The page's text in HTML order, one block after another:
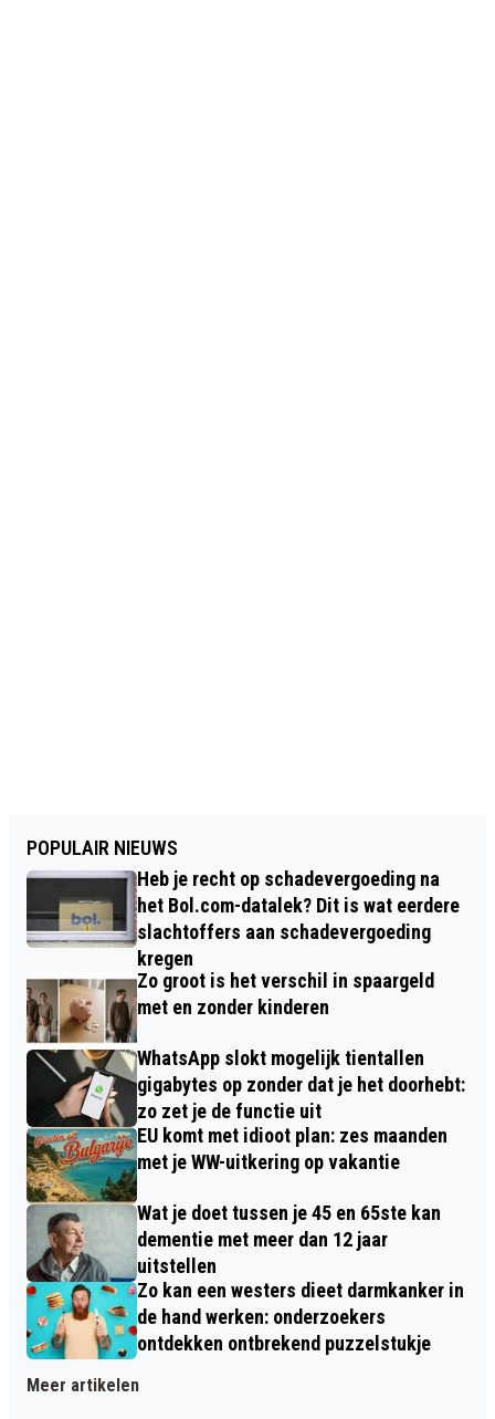
POPULAIR NIEUWS
Heb je recht op schadevergoeding na
het Bol.com-datalek? Dit is wat eerdere
slachtoffers aan schadevergoeding
kregen
Zo groot is het verschil in spaargeld
met en zonder kinderen
WhatsApp slokt mogelijk tientallen
gigabytes op zonder dat je het doorhebt:
zo zet je de functie uit
EU komt met idioot plan: zes maanden
met je WW-uitkering op vakantie
Wat je doet tussen je 45 en 65ste kan
dementie met meer dan 12 jaar
uitstellen
Zo kan een westers dieet darmkanker in
de hand werken: onderzoekers
ontdekken ontbrekend puzzelstukje
Meer artikelen